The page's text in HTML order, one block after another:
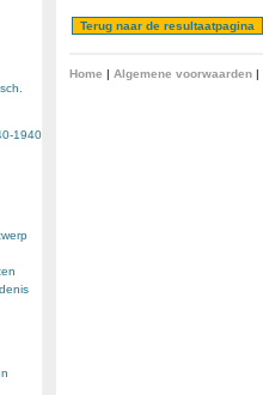
1940
Home | Algemene voorwaarden|